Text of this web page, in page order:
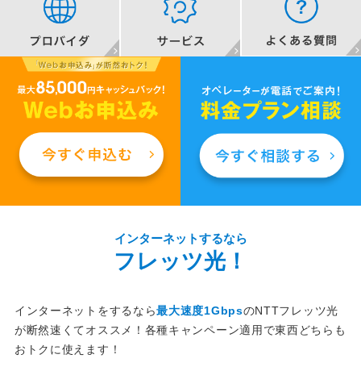
インターネットするなら
フレッツ光！
インターネットをするなら最大速度1GbpsのNTTフレッツ光
が断然速くてオススメ！各種キャンペーン適用で東西どちらも
おトクに使えます！